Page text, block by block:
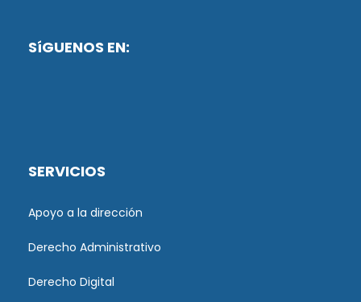
SíGUENOS EN:
SERVICIOS
Apoyo a la dirección
Derecho Administrativo
Derecho Digital